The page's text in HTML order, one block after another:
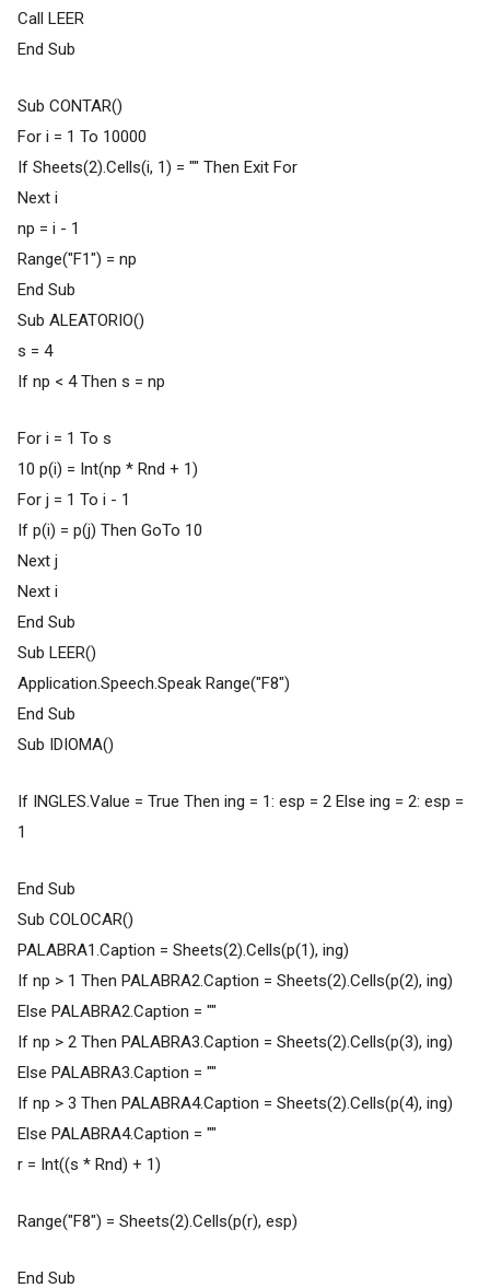
Call LEER
End Sub
Sub CONTAR()
For i = 1 To 10000
If Sheets(2).Cells(i, 1) = "" Then Exit For
Next i
np = i - 1
Range("F1") = np
End Sub
Sub ALEATORIO()
s = 4
If np < 4 Then s = np
For i = 1 To s
10 p(i) = Int(np * Rnd + 1)
For j = 1 To i - 1
If p(i) = p(j) Then GoTo 10
Next j
Next i
End Sub
Sub LEER()
Application.Speech.Speak Range("F8")
End Sub
Sub IDIOMA()
If INGLES.Value = True Then ing = 1: esp = 2 Else ing = 2: esp =
1
End Sub
Sub COLOCAR()
PALABRA1.Caption = Sheets(2).Cells(p(1), ing)
If np > 1 Then PALABRA2.Caption = Sheets(2).Cells(p(2), ing)
Else PALABRA2.Caption = ""
If np > 2 Then PALABRA3.Caption = Sheets(2).Cells(p(3), ing)
Else PALABRA3.Caption = ""
If np > 3 Then PALABRA4.Caption = Sheets(2).Cells(p(4), ing)
Else PALABRA4.Caption = ""
r = Int((s * Rnd) + 1)
Range("F8") = Sheets(2).Cells(p(r), esp)
End Sub